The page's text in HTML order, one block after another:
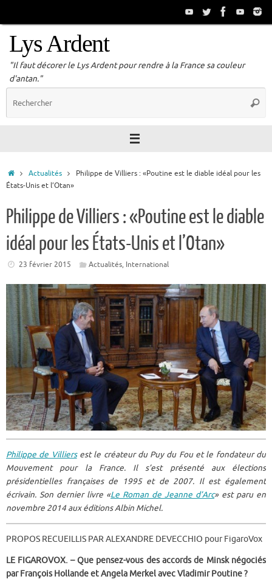
Lys Ardent
"Il faut décorer le Lys Ardent pour rendre à la France sa couleur
d'antan."
Accueil
Actualités
Philippe de Villiers : «Poutine est le diable idéal pour les
États-Unis et l’Otan»
Philippe de Villiers : «Poutine est le diable
idéal pour les États-Unis et l’Otan»
23 février 2015 Actualités, International
Philippe de Villiersest le créateur du Puy du Fou et le fondateur du
Mouvement pour la France. Il s’est présenté aux élections
présidentielles françaises de 1995 et de 2007. Il est également
écrivain. Son dernier livre «Le Roman de Jeanne d’Arc» est paru en
novembre 2014 aux éditions Albin Michel.
PROPOS RECUEILLIS PAR ALEXANDRE DEVECCHIO pour FigaroVox
LE FIGAROVOX. – Que pensez-vous des accords de Minsk négociés
par François Hollande et Angela Merkel avec Vladimir Poutine ?